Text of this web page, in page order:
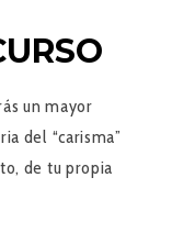
un mayor
del “carisma”
de tu propia